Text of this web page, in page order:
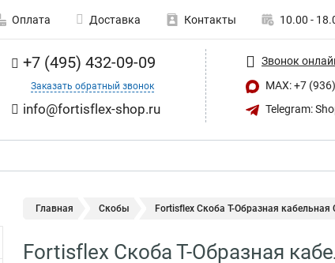
Оплата Доставка Контакты 10.00 -
+7 (495) 432-09-09
Заказать обратный звонок
info@fortisflex-shop.ru
Звонок
MAX: +7
Telegram:
Главная Скобы Fortisflex Скоба Т-Образная кабельная
Fortisflex Скоба Т-Образная